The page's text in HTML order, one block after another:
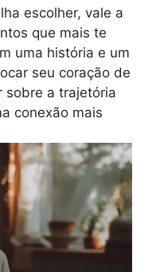
escolher, vale a
que mais te
uma história e um
seu coração de
sobre a trajetória
conexão mais